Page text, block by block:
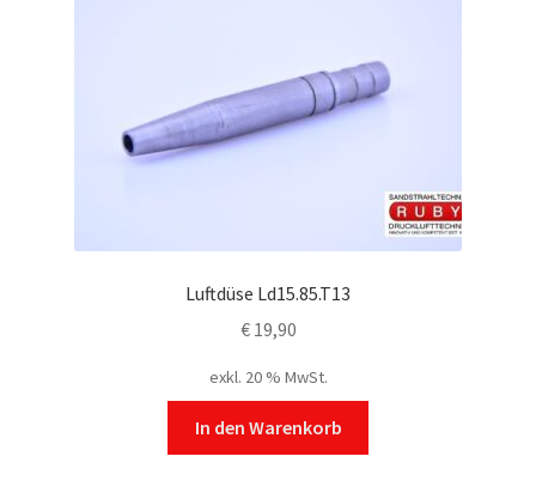
Luftdüse Ld15.85.T13
€19,90
exkl. 20 % MwSt.
In den Warenkorb